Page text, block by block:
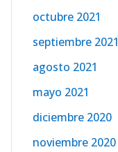
octubre 2021
septiembre 2021
agosto 2021
mayo 2021
diciembre 2020
noviembre 2020